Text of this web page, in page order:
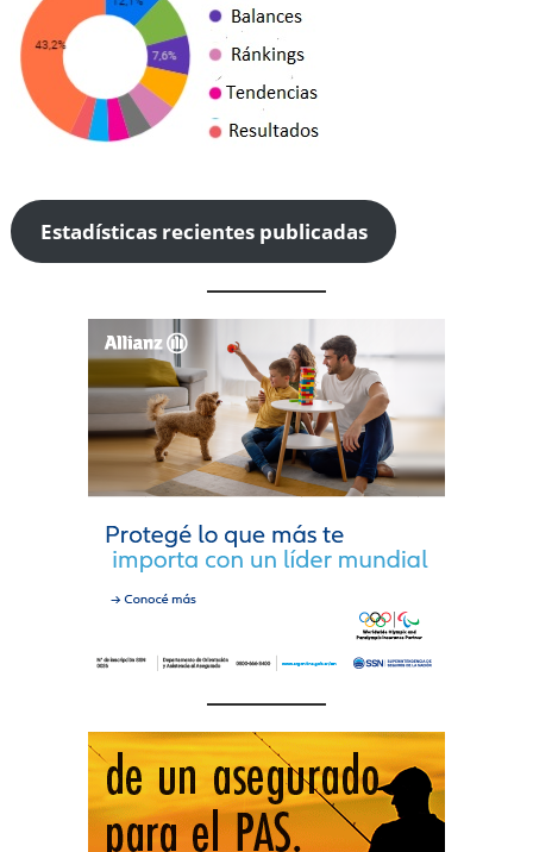
Estadísticas recientes publicadas